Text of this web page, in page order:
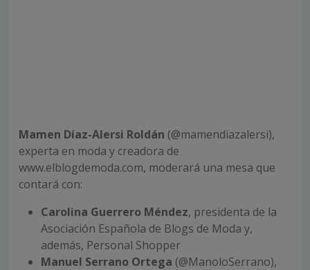
Mamen Díaz-Alersi Roldán (@mamendiazalersi),
experta en moda y creadora de
www.elblogdemoda.com, moderará una mesa que
contará con:
Carolina Guerrero Méndez, presidenta de la
Asociación Española de Blogs de Moda y,
además, Personal Shopper
Manuel Serrano Ortega (@ManoloSerrano),